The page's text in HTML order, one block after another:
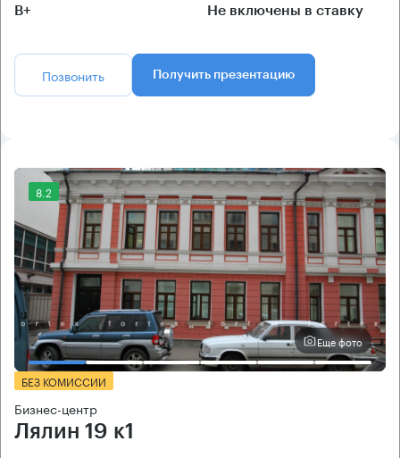
B+ Не включены в ставку
Позвонить Получить презентацию
8.2
Еще фото
БЕЗ КОМИССИИ
Бизнес-центр
Лялин 19 к1